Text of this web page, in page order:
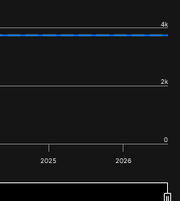
2025 2026
0
2k
4k